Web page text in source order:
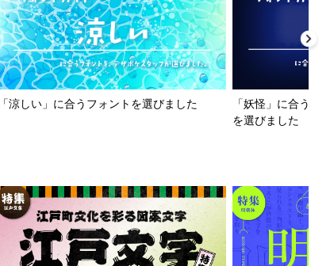
「涼しい」に合うフォントを選びました
「妖怪」に合うフ
を選びました